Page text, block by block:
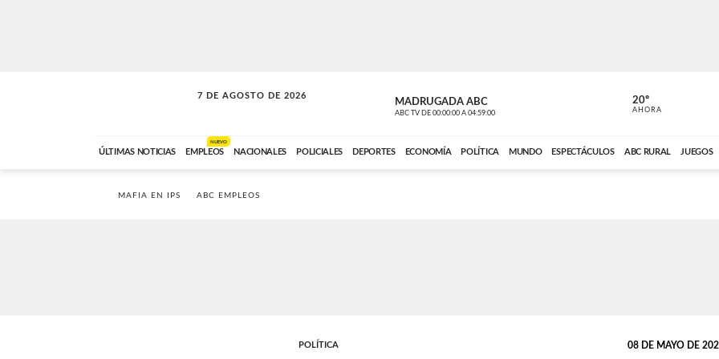
7 DE AGOSTO DE 2026
SOLO MÚSICA MADRUGADA ABC
ABC TV DE 00:00:00 A 04:59:00 ABC CARDINAL
20º
AHORA
ÚLTIMAS NOTICIAS EMPLEOS
NUEVO
NACIONALES POLICIALES DEPORTES ECONOMÍA POLÍTICA MUNDO ESPECTÁCULOS ABC RURAL JUEGOS
MAFIA EN IPS ABC EMPLEOS
POLÍTICA 08 DE MAYO DE